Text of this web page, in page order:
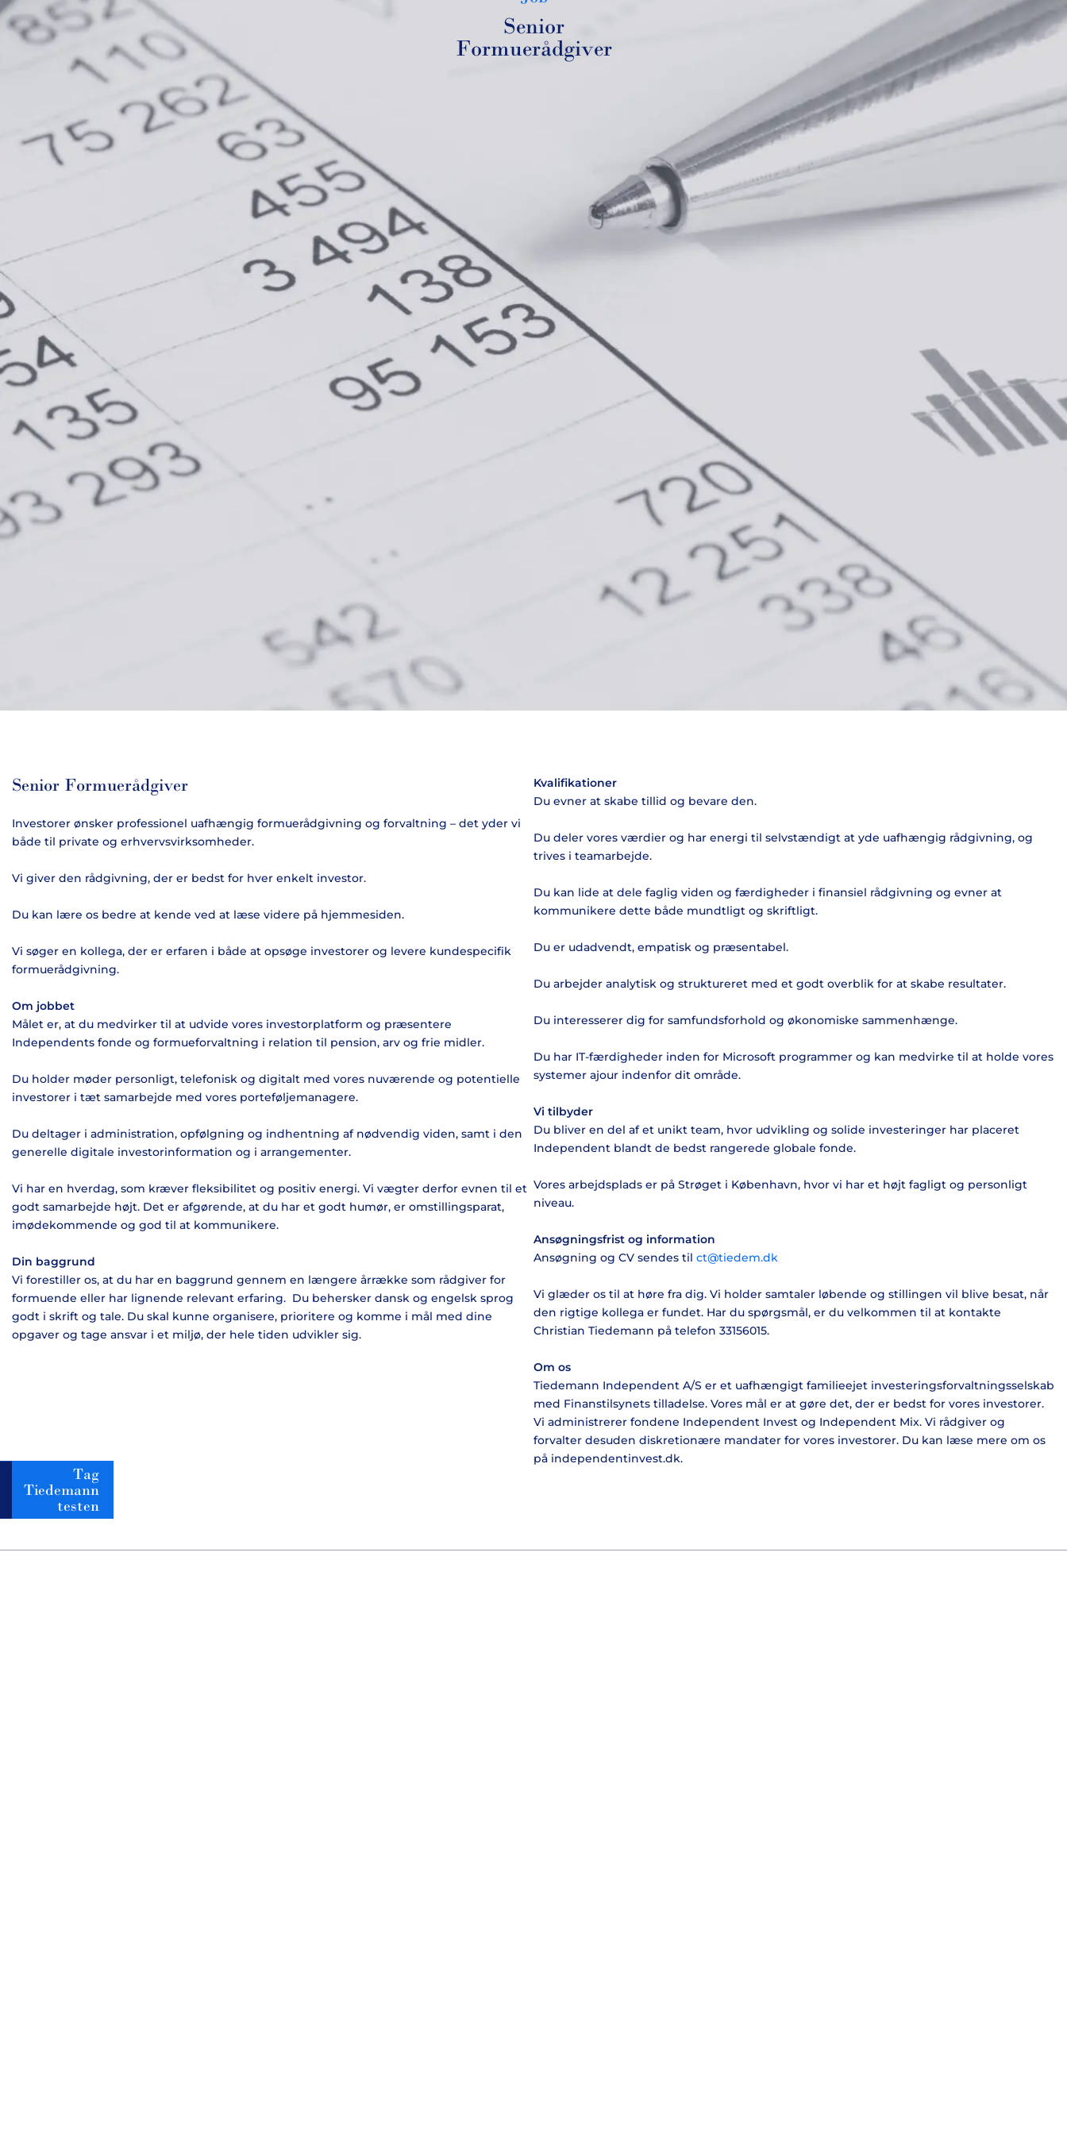
Senior
Formuerådgiver
Senior Formuerådgiver
Investorer ønsker professionel uafhængig formuerådgivning og forvaltning – det yder vi
både til private og erhvervsvirksomheder.
Vi giver den rådgivning, der er bedst for hver enkelt investor.
Du kan lære os bedre at kende ved at læse videre på hjemmesiden.
Vi søger en kollega, der er erfaren i både at opsøge investorer og levere kundespecifik
formuerådgivning.
Om jobbet
Målet er, at du medvirker til at udvide vores investorplatform og præsentere
Independents fonde og formueforvaltning i relation til pension, arv og frie midler.
Du holder møder personligt, telefonisk og digitalt med vores nuværende og potentielle
investorer i tæt samarbejde med vores porteføljemanagere.
Du deltager i administration, opfølgning og indhentning af nødvendig viden, samt i den
generelle digitale investorinformation og i arrangementer.
Vi har en hverdag, som kræver fleksibilitet og positiv energi. Vi vægter derfor evnen til et
godt samarbejde højt. Det er afgørende, at du har et godt humør, er omstillingsparat,
imødekommende og god til at kommunikere.
Din baggrund
Vi forestiller os, at du har en baggrund gennem en længere årrække som rådgiver for
formuende eller har lignende relevant erfaring. Du behersker dansk og engelsk sprog
godt i skrift og tale. Du skal kunne organisere, prioritere og komme i mål med dine
opgaver og tage ansvar i et miljø, der hele tiden udvikler sig.
Kvalifikationer
Du evner at skabe tillid og bevare den.
Du deler vores værdier og har energi til selvstændigt at yde uafhængig rådgivning, og
trives i teamarbejde.
Du kan lide at dele faglig viden og færdigheder i finansiel rådgivning og evner at
kommunikere dette både mundtligt og skriftligt.
Du er udadvendt, empatisk og præsentabel.
Du arbejder analytisk og struktureret med et godt overblik for at skabe resultater.
Du interesserer dig for samfundsforhold og økonomiske sammenhænge.
Du har IT-færdigheder inden for Microsoft programmer og kan medvirke til at holde vores
systemer ajour indenfor dit område.
Vi tilbyder
Du bliver en del af et unikt team, hvor udvikling og solide investeringer har placeret
Independent blandt de bedst rangerede globale fonde.
Vores arbejdsplads er på Strøget i København, hvor vi har et højt fagligt og personligt
niveau.
Ansøgningsfrist og information
Ansøgning og CV sendes til ct@tiedem.dk
Vi glæder os til at høre fra dig. Vi holder samtaler løbende og stillingen vil blive besat, når
den rigtige kollega er fundet. Har du spørgsmål, er du velkommen til at kontakte
Christian Tiedemann på telefon 33156015.
Om os
Tiedemann Independent A/S er et uafhængigt familieejet investeringsforvaltningsselskab
med Finanstilsynets tilladelse. Vores mål er at gøre det, der er bedst for vores investorer.
Vi administrerer fondene Independent Invest og Independent Mix. Vi rådgiver og
forvalter desuden diskretionære mandater for vores investorer. Du kan læse mere om os
på independentinvest.dk.
Tag
Tiedemann
testen